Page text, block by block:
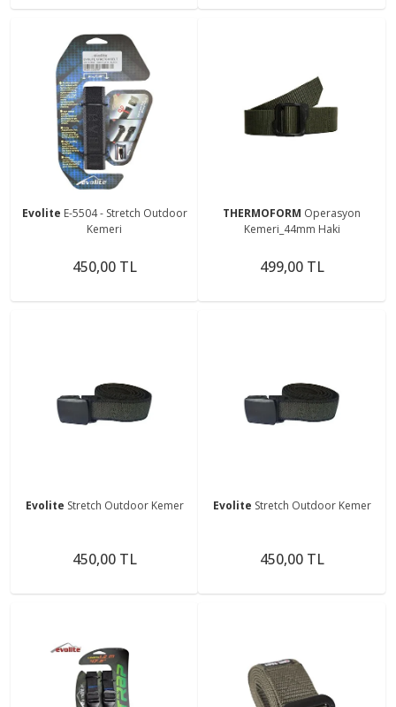
Evolite E-5504 - Stretch Outdoor
Kemeri
450,00 TL
THERMOFORM Operasyon
Kemeri_44mm Haki
499,00 TL
Evolite Stretch Outdoor Kemer
450,00 TL
Evolite Stretch Outdoor Kemer
450,00 TL